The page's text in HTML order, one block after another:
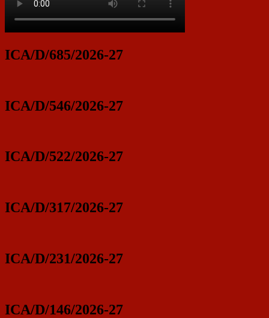
ICA/D/685/2026-27
ICA/D/546/2026-27
ICA/D/522/2026-27
ICA/D/317/2026-27
ICA/D/231/2026-27
ICA/D/146/2026-27